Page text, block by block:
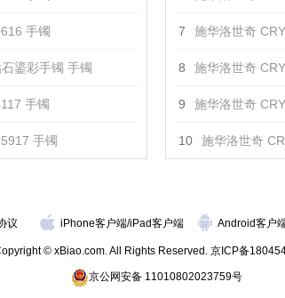
手镯
鎏彩手镯 手镯
手镯
手镯
7 施华洛世奇 CRYSTALDUST
8 施华洛世奇
9 施华洛世奇 CRYSTALDUST
10 施华洛世奇
议 iPhone客户端/iPad客户端 Android客户
© xBiao.com. All Rights Reserved. 京ICP备
京公网安备 11010802023759号